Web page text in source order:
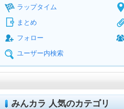
ラップタイム
まとめ
フォロー
ユーザー内検索
みんカラ 人気のカテゴリ